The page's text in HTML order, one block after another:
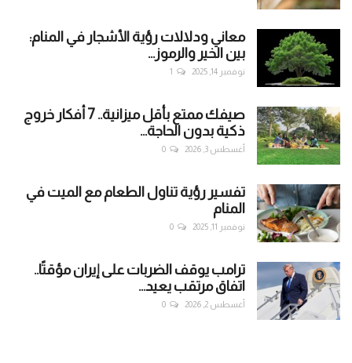
معاني ودلالات رؤية الأشجار في المنام:
بين الخير والرموز...
نوفمبر 14, 2025 1
صيفك ممتع بأقل ميزانية.. 7 أفكار خروج
ذكية بدون الحاجة...
أغسطس 3, 2026 0
تفسير رؤية تناول الطعام مع الميت في
المنام
نوفمبر 11, 2025 0
ترامب يوقف الضربات على إيران مؤقتًا..
اتفاق مرتقب يعيد...
أغسطس 2, 2026 0